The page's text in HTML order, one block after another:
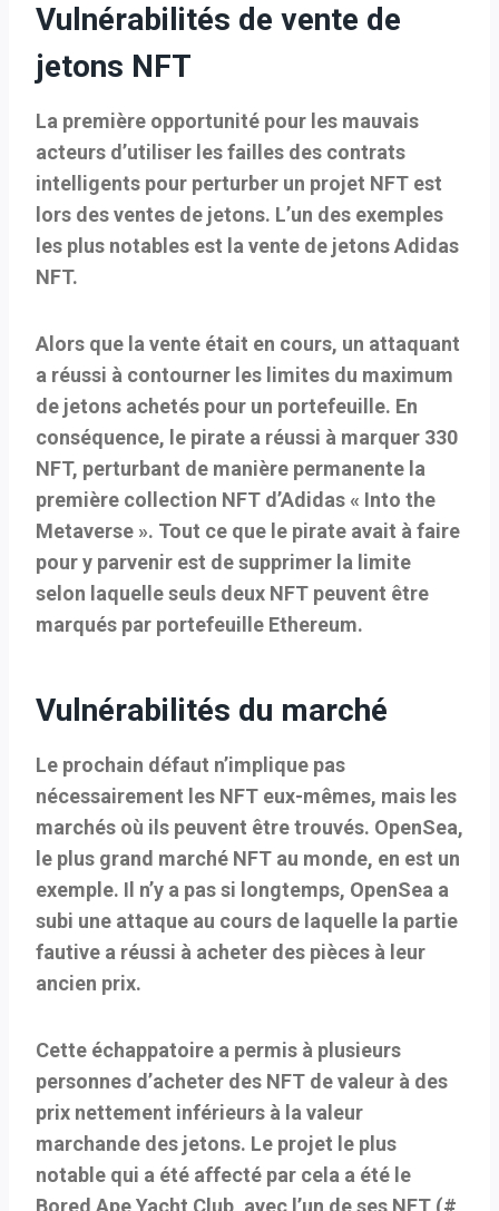
Vulnérabilités de vente de
jetons NFT
La première opportunité pour les mauvais
acteurs d’utiliser les failles des contrats
intelligents pour perturber un projet NFT est
lors des ventes de jetons. L’un des exemples
les plus notables est la vente de jetons Adidas
NFT.
Alors que la vente était en cours, un attaquant
a réussi à contourner les limites du maximum
de jetons achetés pour un portefeuille. En
conséquence, le pirate a réussi à marquer 330
NFT, perturbant de manière permanente la
première collection NFT d’Adidas « Into the
Metaverse ». Tout ce que le pirate avait à faire
pour y parvenir est de supprimer la limite
selon laquelle seuls deux NFT peuvent être
marqués par portefeuille Ethereum.
Vulnérabilités du marché
Le prochain défaut n’implique pas
nécessairement les NFT eux-mêmes, mais les
marchés où ils peuvent être trouvés. OpenSea,
le plus grand marché NFT au monde, en est un
exemple. Il n’y a pas si longtemps, OpenSea a
subi une attaque au cours de laquelle la partie
fautive a réussi à acheter des pièces à leur
ancien prix.
Cette échappatoire a permis à plusieurs
personnes d’acheter des NFT de valeur à des
prix nettement inférieurs à la valeur
marchande des jetons. Le projet le plus
notable qui a été affecté par cela a été le